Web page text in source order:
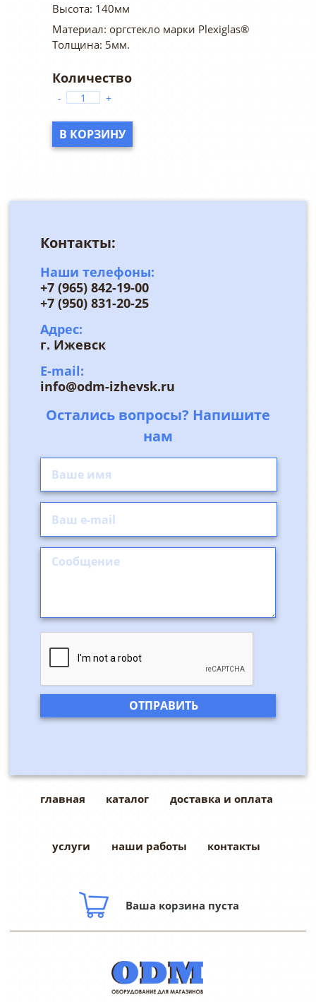
Высота: 140мм
Материал: оргстекло марки Plexiglas®
Толщина: 5мм.
- +
В КОРЗИНУ
Контакты:
Наши телефоны:
+7 (965) 842-19-00
+7 (950) 831-20-25
Адрес:
г. Ижевск
E-mail:
info@odm-izhevsk.ru
Остались вопросы? Напишите
нам
главная каталог доставка и оплата
услуги наши работы контакты
Ваша корзина пуста